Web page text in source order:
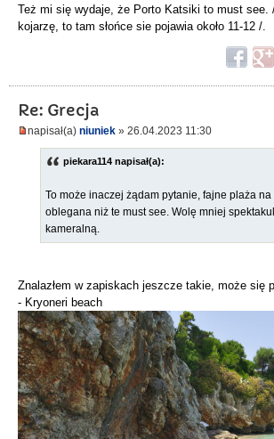
Też mi się wydaje, że Porto Katsiki to must see.
kojarzę, to tam słońce sie pojawia około 11-12 /.
Re: Grecja
napisał(a) niuniek » 26.04.2023 11:30
piekara114 napisał(a):
To może inaczej żądam pytanie, fajne plaża
oblegana niż te must see. Wolę mniej
kameralną.
Znalazłem w zapiskach jeszcze takie, może się
- Kryoneri beach